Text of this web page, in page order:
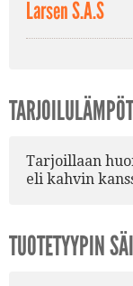
Larsen S.A.S
Tarjoillaan
eli kahvin
TUOTETYYPIN